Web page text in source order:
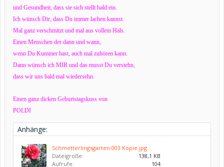
und Gesundheit, dass sie sich stellt bald ein.
Ich wünsch Dir, dass Du immer lachen kannst.
Mal ganz verschmitzt und mal aus vollem Hals.
Einen Menschen der dann und wann,
wenn Du Kummer hast, auch mal zuhören kann.
Dann wünsch ich MIR und das musst Du verstehn,
dass wir uns bald mal wiedersehn.
Einen ganz dicken Geburtstagskuss von
POLDI
Anhänge:
Schmetterlingsgarten 003 Kopie.jpg
Dateigröße:
138,1 KB
Aufrufe:
104